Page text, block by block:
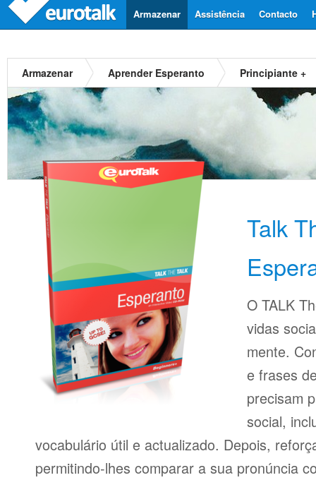
Contacto
Assistência
Armazenar
Armazenar Aprender Esperanto Principiante +
Talk
O TALK
vidas
mente.
e frases
precisam
social,
vocabulário útil e actualizado. Depois,
permitindo-lhes comparar a sua pronúncia